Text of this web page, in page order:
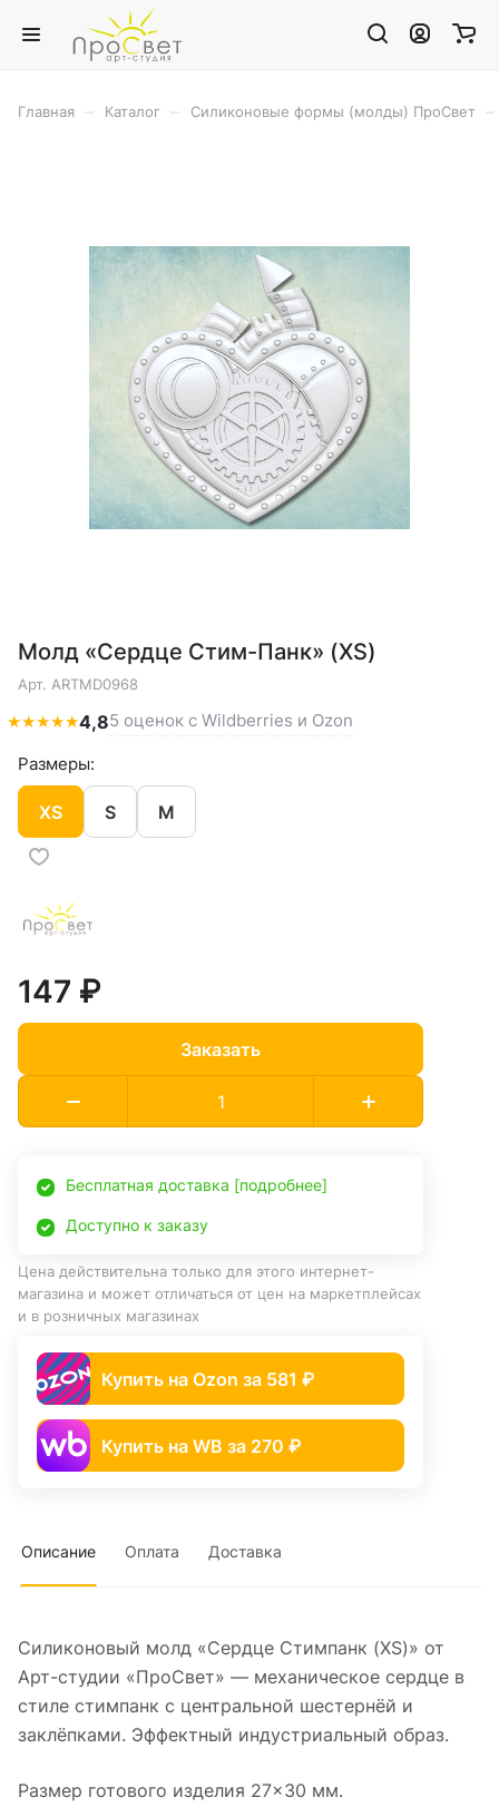
Главная Каталог Силиконовые формы (молды) ПроСвет
Молд «Сердце Стим-Панк» (XS)
Арт. ARTMD0968
★★★★★4,85 оценок с Wildberries и Ozon
Размеры:
XS S M
147 ₽
Заказать
Бесплатная доставка [подробнее]
Доступно к заказу
Цена действительна только для этого интернет-
магазина и может отличаться от цен на маркетплейсах
и в розничных магазинах
Купить на Ozon за 581 ₽
Купить на WB за 270 ₽
Описание Оплата Доставка
Силиконовый молд «Сердце Стимпанк (XS)» от
Арт-студии «ПроСвет» — механическое сердце в
стиле стимпанк с центральной шестернёй и
заклёпками. Эффектный индустриальный образ.
Размер готового изделия 27×30 мм.